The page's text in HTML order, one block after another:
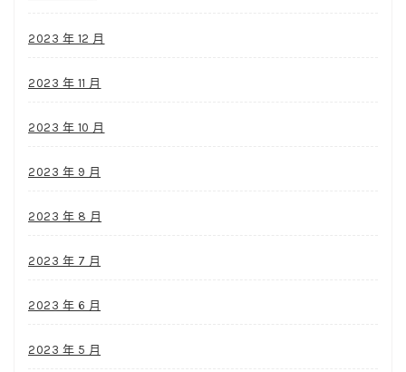
2023 年 12 月
2023 年 11 月
2023 年 10 月
2023 年 9 月
2023 年 8 月
2023 年 7 月
2023 年 6 月
2023 年 5 月